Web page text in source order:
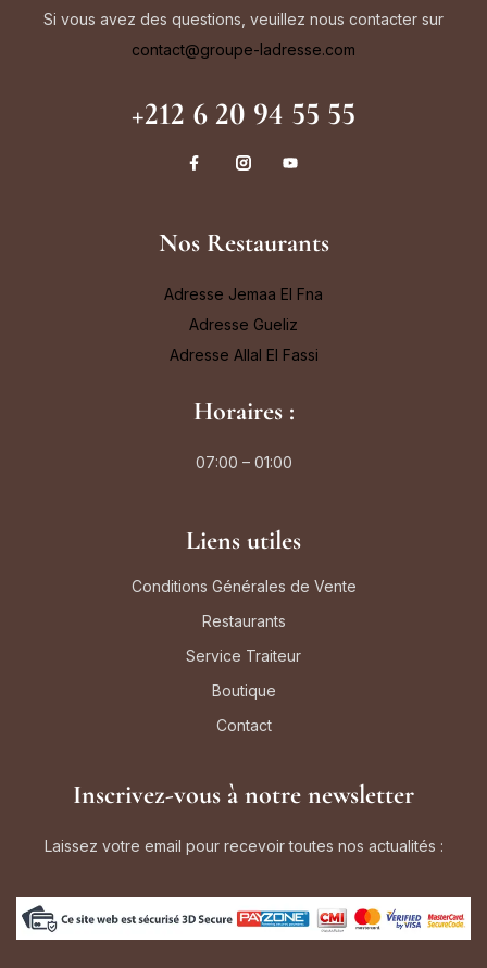
Si vous avez des questions, veuillez nous contacter sur
contact@groupe-ladresse.com
+212 6 20 94 55 55
Nos Restaurants
Adresse Jemaa El Fna
Adresse Gueliz
Adresse Allal El Fassi
Horaires :
07:00 – 01:00
Liens utiles
Conditions Générales de Vente
Restaurants
Service Traiteur
Boutique
Contact
Inscrivez-vous à notre newsletter
Laissez votre email pour recevoir toutes nos actualités :